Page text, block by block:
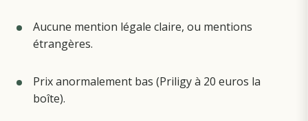
Aucune mention légale claire, ou mentions
étrangères.
Prix anormalement bas (Priligy à 20 euros la
boîte).